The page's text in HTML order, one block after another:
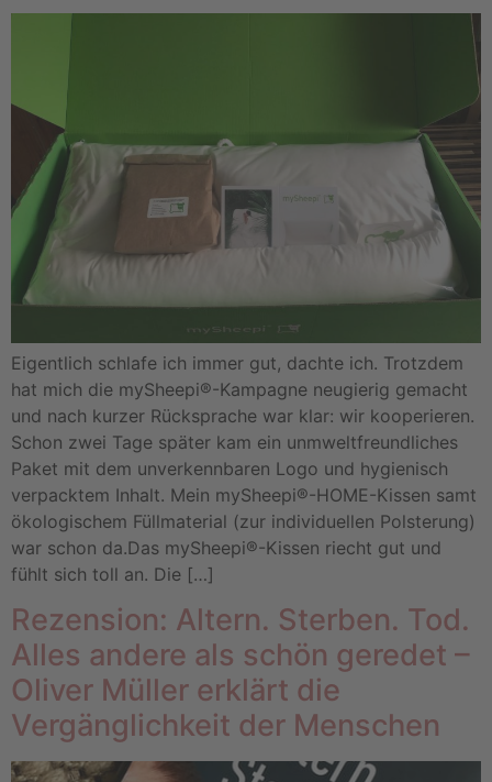
Eigentlich schlafe ich immer gut, dachte ich. Trotzdem
hat mich die mySheepi®-Kampagne neugierig gemacht
und nach kurzer Rücksprache war klar: wir kooperieren.
Schon zwei Tage später kam ein unmweltfreundliches
Paket mit dem unverkennbaren Logo und hygienisch
verpacktem Inhalt. Mein mySheepi®-HOME-Kissen samt
ökologischem Füllmaterial (zur individuellen Polsterung)
war schon da.Das mySheepi®-Kissen riecht gut und
fühlt sich toll an. Die […]
Rezension: Altern. Sterben. Tod.
Alles andere als schön geredet –
Oliver Müller erklärt die
Vergänglichkeit der Menschen